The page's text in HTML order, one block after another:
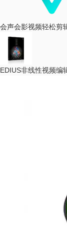
会声会影视频轻松剪
EDIUS非线性视频编